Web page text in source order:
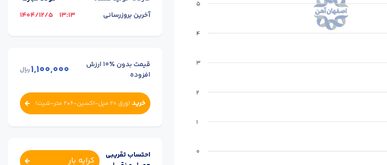
5
4
3
2
1
0
آخرین بروزرسانی
13:13
1404/12/5
قیمت بدون ٪۱۰ ارزش
افزوده
1,100,000ریال
خرید (ورق 20 میل-اکسین-6*2 متر-شیت )
احتساب تقریبی
کرایه بار